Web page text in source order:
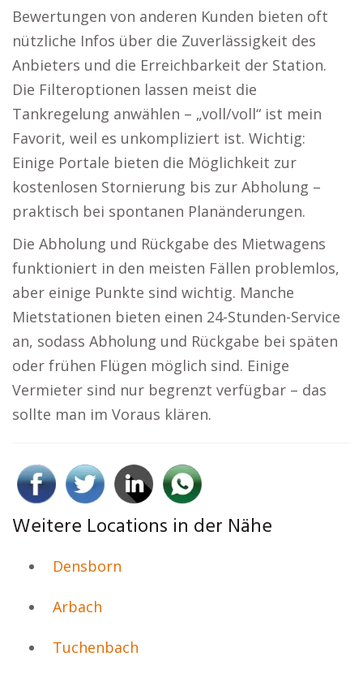
Bewertungen von anderen Kunden bieten oft
nützliche Infos über die Zuverlässigkeit des
Anbieters und die Erreichbarkeit der Station.
Die Filteroptionen lassen meist die
Tankregelung anwählen – „voll/voll“ ist mein
Favorit, weil es unkompliziert ist. Wichtig:
Einige Portale bieten die Möglichkeit zur
kostenlosen Stornierung bis zur Abholung –
praktisch bei spontanen Planänderungen.
Die Abholung und Rückgabe des Mietwagens
funktioniert in den meisten Fällen problemlos,
aber einige Punkte sind wichtig. Manche
Mietstationen bieten einen 24-Stunden-Service
an, sodass Abholung und Rückgabe bei späten
oder frühen Flügen möglich sind. Einige
Vermieter sind nur begrenzt verfügbar – das
sollte man im Voraus klären.
Weitere Locations in der Nähe
Densborn
Arbach
Tuchenbach